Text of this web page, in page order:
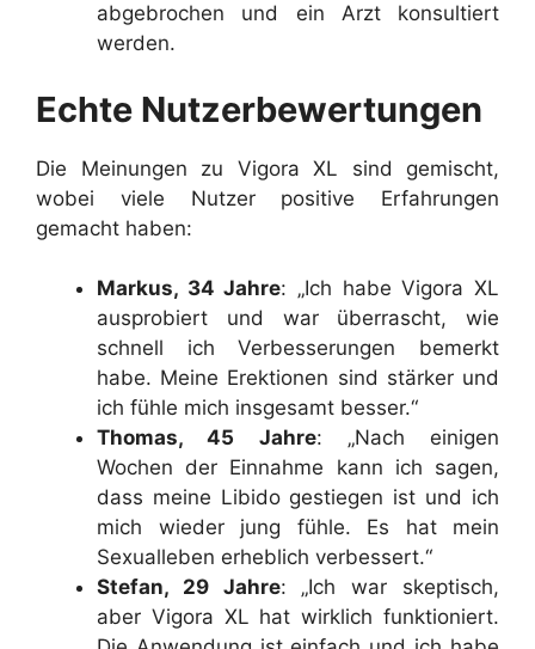
abgebrochen und ein Arzt konsultiert
werden.
Echte Nutzerbewertungen
Die Meinungen zu Vigora XL sind gemischt,
wobei viele Nutzer positive Erfahrungen
gemacht haben:
Markus, 34 Jahre: „Ich habe Vigora XL
ausprobiert und war überrascht, wie
schnell ich Verbesserungen bemerkt
habe. Meine Erektionen sind stärker und
ich fühle mich insgesamt besser.“
Thomas, 45 Jahre: „Nach einigen
Wochen der Einnahme kann ich sagen,
dass meine Libido gestiegen ist und ich
mich wieder jung fühle. Es hat mein
Sexualleben erheblich verbessert.“
Stefan, 29 Jahre: „Ich war skeptisch,
aber Vigora XL hat wirklich funktioniert.